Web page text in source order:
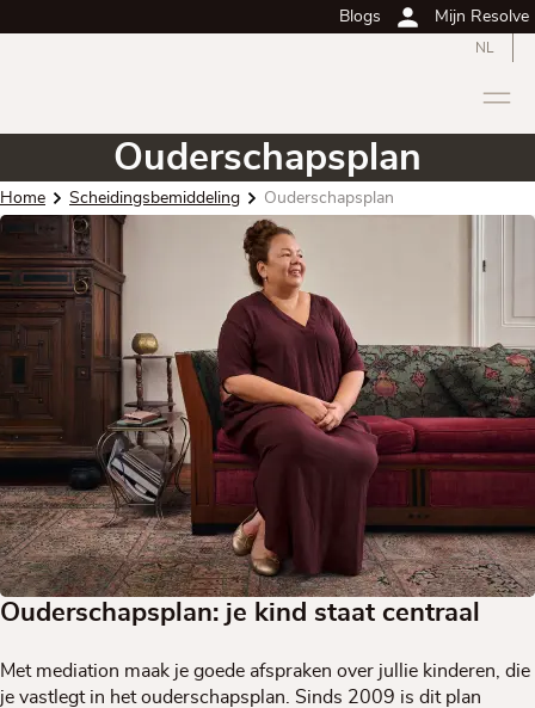
Blogs Mijn Resolve
NL
Ouderschapsplan
Home Scheidingsbemiddeling Ouderschapsplan
Ouderschapsplan: je kind staat centraal
Met mediation maak je goede afspraken over jullie kinderen, die
je vastlegt in het ouderschapsplan. Sinds 2009 is dit plan